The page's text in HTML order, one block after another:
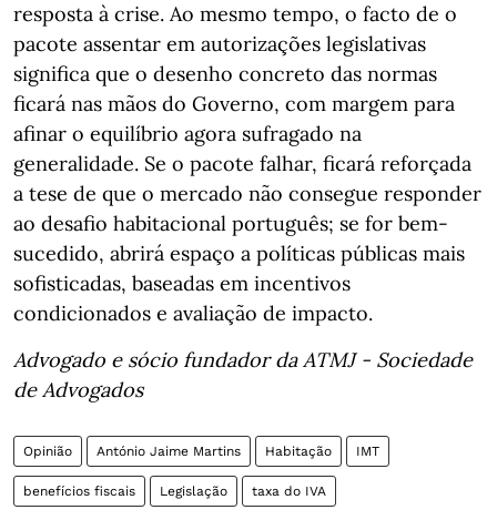
resposta à crise. Ao mesmo tempo, o facto de o
pacote assentar em autorizações legislativas
significa que o desenho concreto das normas
ficará nas mãos do Governo, com margem para
afinar o equilíbrio agora sufragado na
generalidade. Se o pacote falhar, ficará reforçada
a tese de que o mercado não consegue responder
ao desafio habitacional português; se for bem-
sucedido, abrirá espaço a políticas públicas mais
sofisticadas, baseadas em incentivos
condicionados e avaliação de impacto.
Advogado e sócio fundador da ATMJ - Sociedade
de Advogados
Opinião António Jaime Martins Habitação IMT
benefícios fiscais Legislação taxa do IVA